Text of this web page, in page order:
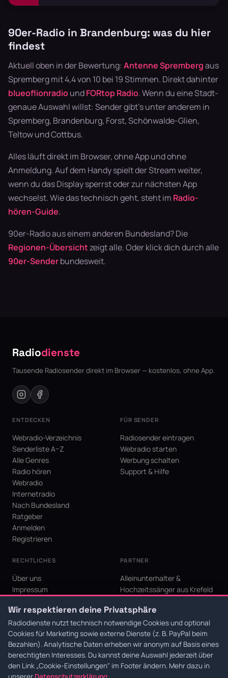
90er-Radio in Brandenburg: was du hier
findest
Aktuell oben in der Bewertung: Antenne Sprembergaus
Spremberg mit 4,4 von 10 bei 19 Stimmen. Direkt dahinter
blueoflionradio undFORtop Radio. Wenn du eine Stadt-
genaue Auswahl willst: Sender gibt's unter anderem in
Spremberg, Brandenburg, Forst, Schönwalde-Glien,
Teltow und Cottbus.
Alles läuft direkt im Browser, ohne App und ohne
Anmeldung. Auf dem Handy spielt der Stream weiter,
wenn du das Display sperrst oder zur nächsten App
wechselst. Wie das technisch geht, steht im Radio-
hören-Guide.
90er-Radio aus einem anderen Bundesland? Die
Regionen-Übersichtzeigt alle. Oder klick dich durch alle
90er-Senderbundesweit.
Radiodienste
Tausende Radiosender direkt im Browser — kostenlos, ohne App.
ENTDECKEN
Webradio-Verzeichnis
Senderliste A–Z
Alle Genres
Radio hören
Webradio
Internetradio
Nach Bundesland
Ratgeber
Anmelden
Registrieren
FÜR SENDER
Radiosender eintragen
Webradio starten
Werbung schalten
Support & Hilfe
RECHTLICHES
Über uns
Impressum
AGB
Cookie-Einstellungen
PARTNER
Alleinunterhalter &
Hochzeitssänger aus Krefeld
Krefeld für den Niederrhein
© 2026 Radiodienste. Alle Rechte vorbehalten.·Datenschutz·AGB·
Impressum
Wir respektieren deine Privatsphäre
Radiodienste nutzt technisch notwendige Cookies und optional
Cookies für Marketing sowie externe Dienste (z. B. PayPal beim
Bezahlen). Analytische Daten erheben wir anonym auf Basis eines
berechtigten Interesses. Du kannst deine Auswahl jederzeit über
den Link „Cookie-Einstellungen" im Footer ändern. Mehr dazu in